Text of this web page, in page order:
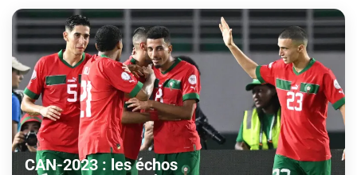
CAN-2023 : les échos